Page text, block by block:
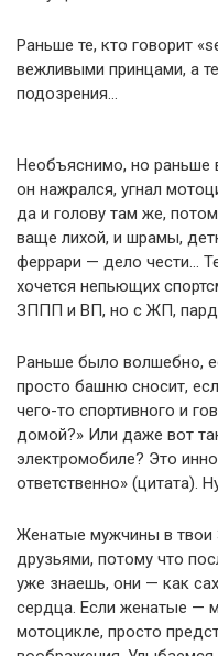
Раньше те, кто говорит
вежливыми принцами, а
подозрения…
Необъяснимо, но раньше
он нажрался, угнал
да и голову там же,
ваще лихой, и шрамы,
феррари — дело чести…
хочется непьющих
ЗППП и ВП, но с ЖП,
Раньше было волшебно,
просто башню сносит,
чего-то спортивного и
домой?» Или даже вот
электромобиле? Это
ответственно» (цитата).
Женатые мужчины в твои
друзьями, потому что
уже знаешь, они — как
сердца. Если женатые —
мотоцикле, просто